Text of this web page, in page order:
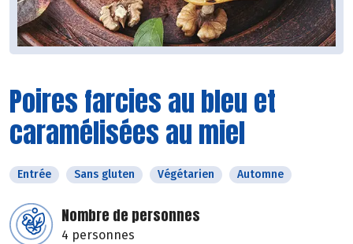
Poires farcies au bleu et
caramélisées au miel
Entrée Sans gluten Végétarien Automne
Nombre de personnes
4 personnes